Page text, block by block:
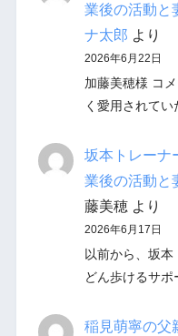
業後の活動と
ナ太郎 より
2026年6月22日
加藤美穂様 コ
く愛用されて
坂本トレーナ
業後の活動と
藤美穂より
2026年6月17日
以前から、坂
どん歩けるサ
稲見萌寧の父